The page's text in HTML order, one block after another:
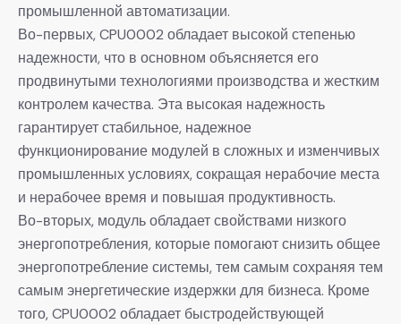
промышленной автоматизации.
Во-первых, CPU0002 обладает высокой степенью
надежности, что в основном объясняется его
продвинутыми технологиями производства и жестким
контролем качества. Эта высокая надежность
гарантирует стабильное, надежное
функционирование модулей в сложных и изменчивых
промышленных условиях, сокращая нерабочие места
и нерабочее время и повышая продуктивность.
Во-вторых, модуль обладает свойствами низкого
энергопотребления, которые помогают снизить общее
энергопотребление системы, тем самым сохраняя тем
самым энергетические издержки для бизнеса. Кроме
того, CPU0002 обладает быстродействующей